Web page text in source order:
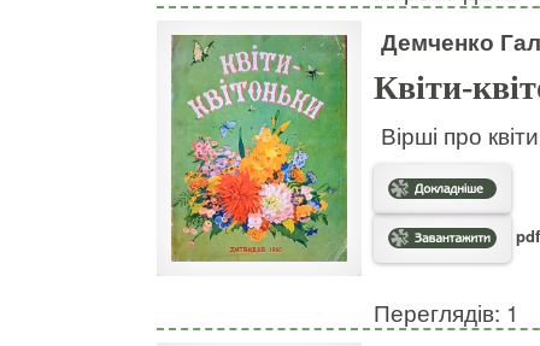
Демченко
Квіти-
Вірші про
Переглядів: 1